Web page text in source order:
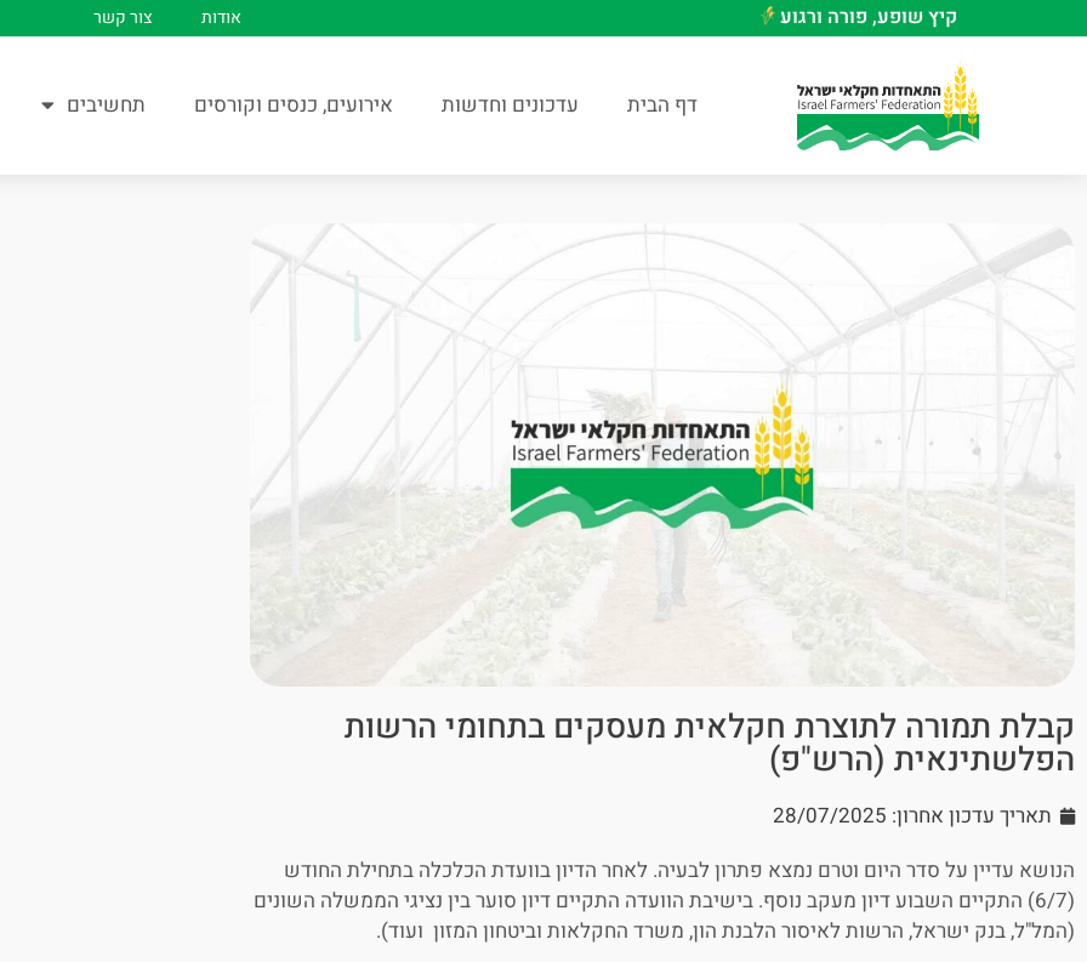
קיץ שופע, פורה ורגוע אודות צור קשר
דף הבית עדכונים וחדשות אירועים, כנסים וקורסים תחשיבים
קבלת תמורה לתוצרת חקלאית מעסקים בתחומי הרשות
הפלשתינאית (הרש"פ)
תאריך עדכון אחרון: 28/07/2025
הנושא עדיין על סדר היום וטרם נמצא פתרון לבעיה. לאחר הדיון בוועדת הכלכלה בתחילת החודש
(6/7) התקיים השבוע דיון מעקב נוסף. בישיבת הוועדה התקיים דיון סוער בין נציגי הממשלה השונים
(המל"ל, בנק ישראל, הרשות לאיסור הלבנת הון, משרד החקלאות וביטחון המזון ועוד).